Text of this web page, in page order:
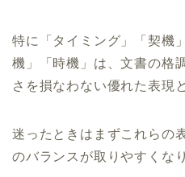
特に「タイミング」「契機
機」「時機」は、文書の格
さを損なわない優れた表現
迷ったときはまずこれらの
のバランスが取りやすくな